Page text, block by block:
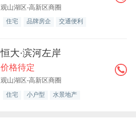
观山湖区-高新区商圈
住宅 品牌房企 交通便利
恒大·滨河左岸
价格待定
观山湖区-高新区商圈
住宅 小户型 水景地产